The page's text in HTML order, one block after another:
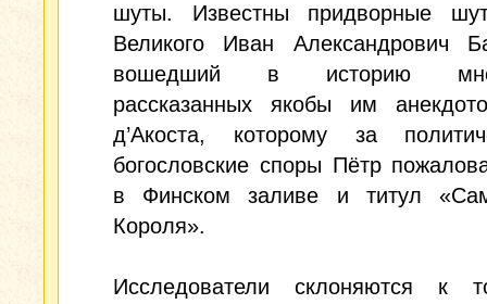
шуты. Известны придворные
Великого Иван Александрович
вошедший в историю
рассказанных якобы им
д’Акоста, которому за
богословские споры Пётр
в Финском заливе и титул
Короля».
Исследователи склоняются к